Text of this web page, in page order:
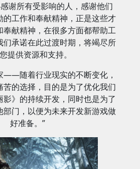
谢所有受影响的人，感谢他们
的工作和奉献精神，正是这些才
奉献精神，在很多方面都帮助工
们承诺在此过渡时期，将竭尽所
提供资源和支持。
——随着行业现实的不断变化，
苦的选择，目的是为了优化我们
》的持续开发，同时也是为了
部门，以便为未来开发新游戏做
好准备。”